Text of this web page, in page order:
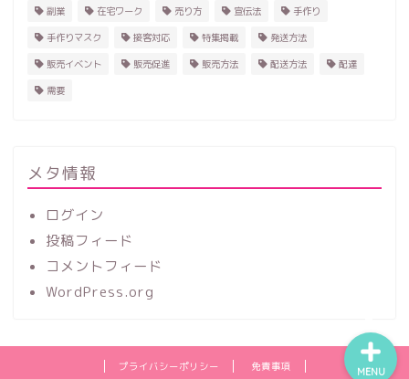
副業 在宅ワーク 売り方 宣伝法 手作り
手作りマスク 接客対応 特集掲載 発送方法
販売イベント 販売促進 販売方法 配送方法 配達
需要
メタ情報
ログイン
投稿フィード
コメントフィード
WordPress.org
プライバシーポリシー 免責事項 MENU